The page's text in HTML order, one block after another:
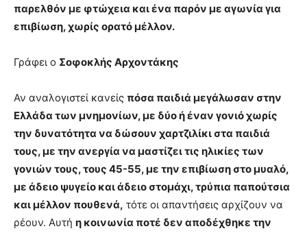
show.desi
xxx
teaches
the
meaning
of
pain.
pornhun
hd
porn
παρελθόν με φτώχεια και ένα παρόν με αγωνία για
επιβίωση, χωρίς ορατό μέλλον.
Γράφει ο Σοφοκλής Αρχοντάκης
Αν αναλογιστεί κανείς πόσα παιδιά μεγάλωσαν στην
Ελλάδα των μνημονίων, με δύο ή έναν γονιό χωρίς
την δυνατότητα να δώσουν χαρτζιλίκι στα παιδιά
τους, με την ανεργία να μαστίζει τις ηλικίες των
γονιών τους, τους 45-55, με την επιβίωση στο μυαλό,
με άδειο ψυγείο και άδειο στομάχι, τρύπια παπούτσια
και μέλλον πουθενά, τότε οι απαντήσεις αρχίζουν να
ρέουν. Αυτή η κοινωνία ποτέ δεν αποδέχθηκε την